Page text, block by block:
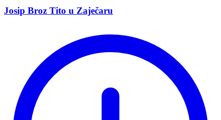
Josip Broz Tito u Zaječaru